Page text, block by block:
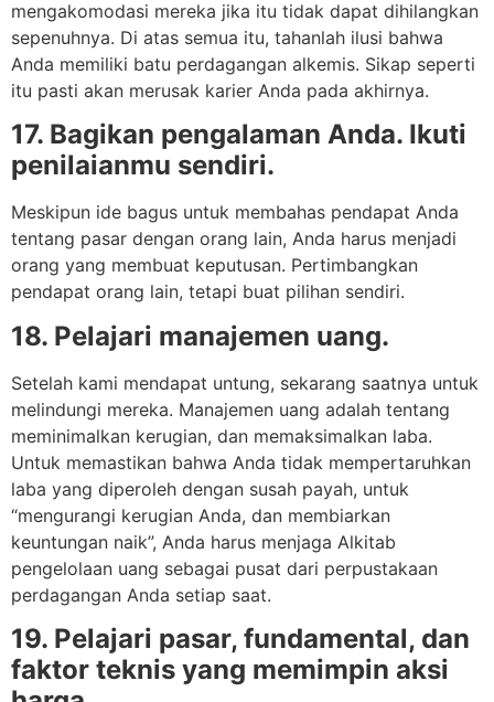
mengakomodasi mereka jika itu tidak dapat dihilangkan
sepenuhnya. Di atas semua itu, tahanlah ilusi bahwa
Anda memiliki batu perdagangan alkemis. Sikap seperti
itu pasti akan merusak karier Anda pada akhirnya.
17. Bagikan pengalaman Anda. Ikuti
penilaianmu sendiri.
Meskipun ide bagus untuk membahas pendapat Anda
tentang pasar dengan orang lain, Anda harus menjadi
orang yang membuat keputusan. Pertimbangkan
pendapat orang lain, tetapi buat pilihan sendiri.
18. Pelajari manajemen uang.
Setelah kami mendapat untung, sekarang saatnya untuk
melindungi mereka. Manajemen uang adalah tentang
meminimalkan kerugian, dan memaksimalkan laba.
Untuk memastikan bahwa Anda tidak mempertaruhkan
laba yang diperoleh dengan susah payah, untuk
“mengurangi kerugian Anda, dan membiarkan
keuntungan naik”, Anda harus menjaga Alkitab
pengelolaan uang sebagai pusat dari perpustakaan
perdagangan Anda setiap saat.
19. Pelajari pasar, fundamental, dan
faktor teknis yang memimpin aksi